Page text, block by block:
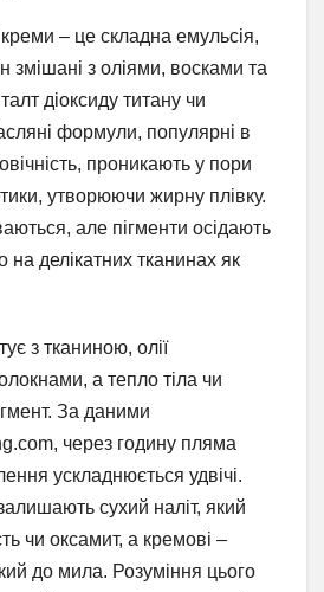
– це складна емульсія,
змішані з оліями, восками та
діоксиду титану чи
формули, популярні в
проникають у пори
утворюючи жирну плівку.
але пігменти осідають
на делікатних тканинах як
з тканиною, олії
а тепло тіла чи
За даними
через годину пляма
ускладнюється удвічі.
сухий наліт, який
чи оксамит, а кремові –
до мила. Розуміння цього